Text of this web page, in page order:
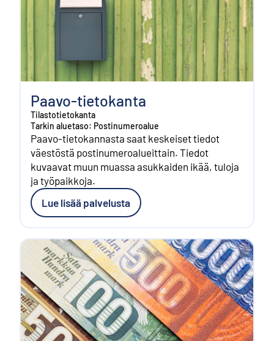
Paavo-tietokanta
Tilastotietokanta
Tarkin aluetaso: Postinumeroalue
Paavo-tietokannasta saat keskeiset tiedot
väestöstä postinumeroalueittain. Tiedot
kuvaavat muun muassa asukkaiden ikää, tuloja
ja työpaikkoja.
Lue lisää palvelusta